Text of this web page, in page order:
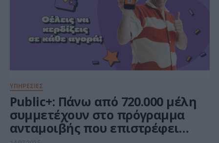
ΥΠΗΡΕΣΙΕΣ
Public+: Πάνω από 720.000 μέλη
συμμετέχουν στο πρόγραμμα
ανταμοιβής που επιστρέφει